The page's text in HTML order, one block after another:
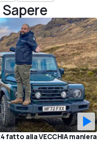
fatto alla VECCHIA maniera